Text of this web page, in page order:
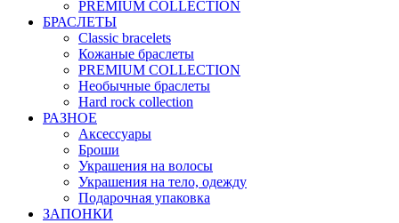
PREMIUM COLLECTION
БРАСЛЕТЫ
Classic bracelets
Кожаные браслеты
PREMIUM COLLECTION
Необычные браслеты
Hard rock collection
РАЗНОЕ
Аксессуары
Броши
Украшения на волосы
Украшения на тело, одежду
Подарочная упаковка
ЗАПОНКИ